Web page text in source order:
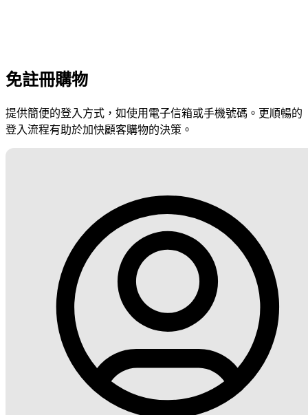
免註冊購物
提供簡便的登入方式，如使用電子信箱或手機號碼。更順暢的
登入流程有助於加快顧客購物的決策。